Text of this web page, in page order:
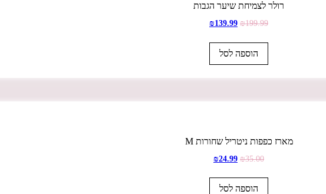
רולר לצמיחת שיער הגבות
₪199.99
₪139.99
הוספה לסל
מארז כפפות ניטריל שחורות M
₪35.00
₪24.99
הוספה לסל